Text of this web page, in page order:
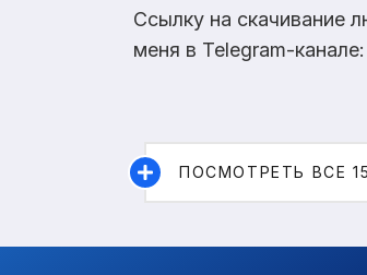
Ссылку на скачивание
меня в Telegram-канале:
ПОСМОТРЕТЬ ВСЕ